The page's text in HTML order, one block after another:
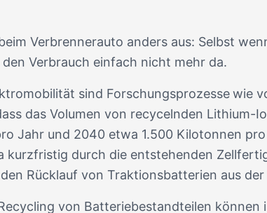
Verbrennerauto anders aus: Selbst
Verbrauch einfach nicht mehr da.
sind Forschungsprozessewie
das Volumen von recycelnden
Jahr und 2040 etwa 1.500 Kilotonnen
kurzfristig durch die entstehenden
Rücklauf von Traktionsbatterien aus
von Batteriebestandteilen